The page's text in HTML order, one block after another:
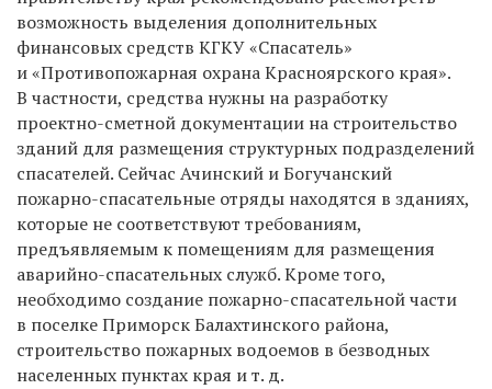
возможность выделения дополнительных
финансовых средств КГКУ «Спасатель»
и «Противопожарная охрана Красноярского края».
В частности, средства нужны на разработку
проектно-сметной документации на строительство
зданий для размещения структурных подразделений
спасателей. Сейчас Ачинский и Богучанский
пожарно-спасательные отряды находятся в зданиях,
которые не соответствуют требованиям,
предъявляемым к помещениям для размещения
аварийно-спасательных служб. Кроме того,
необходимо создание пожарно-спасательной части
в поселке Приморск Балахтинского района,
строительство пожарных водоемов в безводных
населенных пунктах края и т. д.